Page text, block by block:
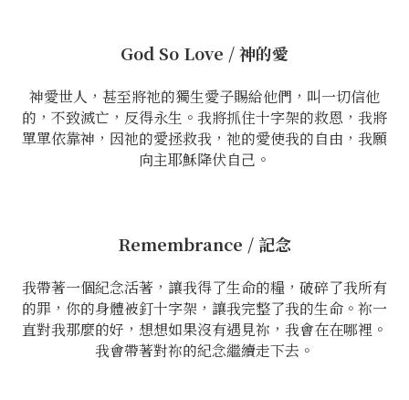
God So Love / 神的愛
神愛世人，甚至將祂的獨生愛子賜給他們，叫一切信他
的，不致滅亡，反得永生。我將抓住十字架的救恩，我將
單單依靠神，因祂的愛拯救我，祂的愛使我的自由，我願
向主耶穌降伏自己。
Remembrance / 記念
我帶著一個紀念活著，讓我得了生命的糧，破碎了我所有
的罪，你的身體被釘十字架，讓我完整了我的生命。祢一
直對我那麼的好，想想如果沒有遇見祢，我會在在哪裡。
我會帶著對祢的紀念繼續走下去。